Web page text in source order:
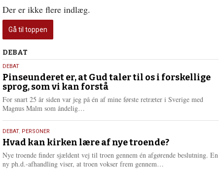
Der er ikke flere indlæg.
Gå til toppen
Debat
DEBAT
5.
august
2026
DEBAT
Pinseunderet er, at Gud taler til os i forskellige
sprog, som vi kan forstå
For snart 25 år siden var jeg på én af mine første retræter i Sverige med
Magnus Malm som åndelig…
e
e
25.
juli
2026
DEBAT, PERSONER
Hvad kan kirken lære af nye troende?
Nye troende finder sjældent vej til troen gennem én afgørende beslutning. En
ny ph.d.-afhandling viser, at troen vokser frem gennem…